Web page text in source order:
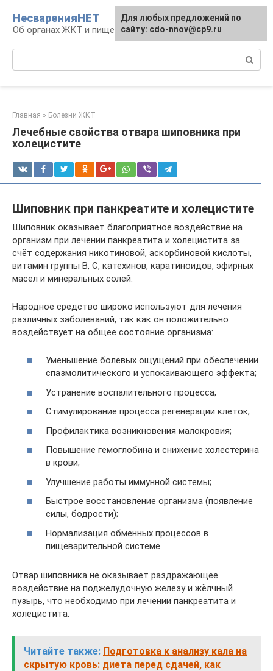
контенту
НесваренияНЕТ
Об органах ЖКТ и пищеварении
Главная » Болезни ЖКТ
Лечебные свойства отвара шиповника при
холецистите
Шиповник при панкреатите и холецистите
Шиповник оказывает благоприятное воздействие на
организм при лечении панкреатита и холецистита за
счёт содержания никотиновой, аскорбиновой кислоты,
витамин группы В, С, катехинов, каратиноидов, эфирных
масел и минеральных солей.
Народное средство широко используют для лечения
различных заболеваний, так как он положительно
воздействует на общее состояние организма:
Уменьшение болевых ощущений при обеспечении
спазмолитического и успокаивающего эффекта;
Устранение воспалительного процесса;
Стимулирование процесса регенерации клеток;
Профилактика возникновения малокровия;
Повышение гемоглобина и снижение холестерина
в крови;
Улучшение работы иммунной системы;
Быстрое восстановление организма (появление
силы, бодрости);
Нормализация обменных процессов в
пищеварительной системе.
Отвар шиповника не оказывает раздражающее
воздействие на поджелудочную железу и жёлчный
пузырь, что необходимо при лечении панкреатита и
холецистита.
Читайте также: Подготовка к анализу кала на
скрытую кровь: диета перед сдачей, как
Для любых предложений по
сайту: cdo-nnov@cp9.ru